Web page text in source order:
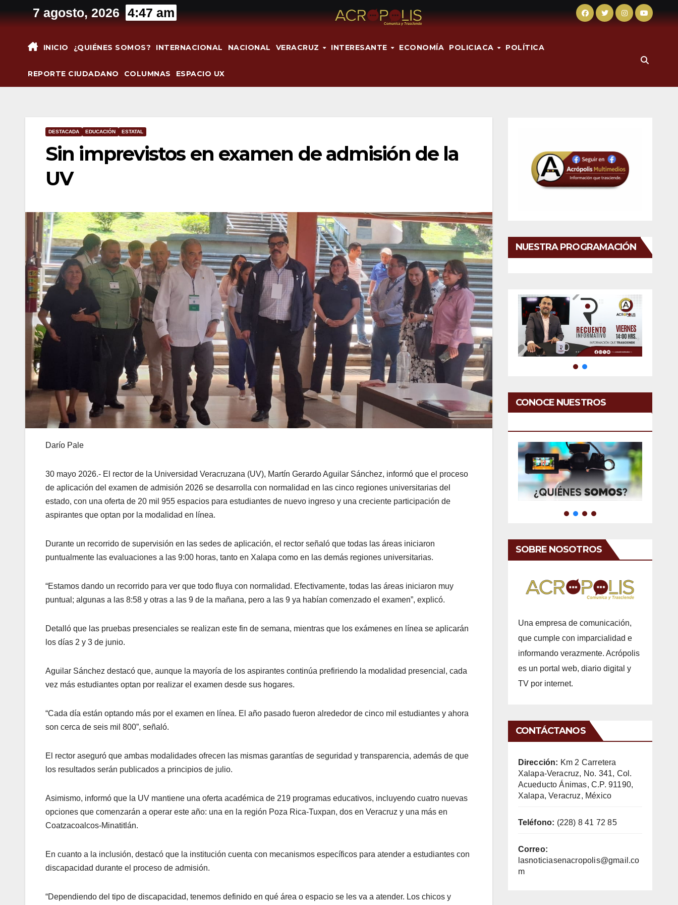
al
7 agosto, 2026 4:47 am
INICIO ¿QUIÉNES SOMOS? INTERNACIONAL NACIONAL VERACRUZ INTERESANTE ECONOMÍA POLICIACA POLÍTICA
REPORTE CIUDADANO COLUMNAS ESPACIO UX
DESTACADA EDUCACIÓN ESTATAL
Sin imprevistos en examen de admisión de la
UV
Darío Pale
30 mayo 2026.- El rector de la Universidad Veracruzana (UV), Martín Gerardo Aguilar Sánchez, informó que el proceso
de aplicación del examen de admisión 2026 se desarrolla con normalidad en las cinco regiones universitarias del
estado, con una oferta de 20 mil 955 espacios para estudiantes de nuevo ingreso y una creciente participación de
aspirantes que optan por la modalidad en línea.
Durante un recorrido de supervisión en las sedes de aplicación, el rector señaló que todas las áreas iniciaron
puntualmente las evaluaciones a las 9:00 horas, tanto en Xalapa como en las demás regiones universitarias.
“Estamos dando un recorrido para ver que todo fluya con normalidad. Efectivamente, todas las áreas iniciaron muy
puntual; algunas a las 8:58 y otras a las 9 de la mañana, pero a las 9 ya habían comenzado el examen”, explicó.
Detalló que las pruebas presenciales se realizan este fin de semana, mientras que los exámenes en línea se aplicarán
los días 2 y 3 de junio.
Aguilar Sánchez destacó que, aunque la mayoría de los aspirantes continúa prefiriendo la modalidad presencial, cada
vez más estudiantes optan por realizar el examen desde sus hogares.
“Cada día están optando más por el examen en línea. El año pasado fueron alrededor de cinco mil estudiantes y ahora
son cerca de seis mil 800”, señaló.
El rector aseguró que ambas modalidades ofrecen las mismas garantías de seguridad y transparencia, además de que
los resultados serán publicados a principios de julio.
Asimismo, informó que la UV mantiene una oferta académica de 219 programas educativos, incluyendo cuatro nuevas
opciones que comenzarán a operar este año: una en la región Poza Rica-Tuxpan, dos en Veracruz y una más en
Coatzacoalcos-Minatitlán.
En cuanto a la inclusión, destacó que la institución cuenta con mecanismos específicos para atender a estudiantes con
discapacidad durante el proceso de admisión.
“Dependiendo del tipo de discapacidad, tenemos definido en qué área o espacio se les va a atender. Los chicos y
NUESTRA PROGRAMACIÓN
CONOCE NUESTROS
SOBRE NOSOTROS
Una empresa de comunicación,
que cumple con imparcialidad e
informando verazmente. Acrópolis
es un portal web, diario digital y
TV por internet.
CONTÁCTANOS
Dirección: Km 2 Carretera
Xalapa-Veracruz, No. 341, Col.
Acueducto Ánimas, C.P. 91190,
Xalapa, Veracruz, México
Teléfono: (228) 8 41 72 85
Correo:
lasnoticiasenacropolis@gmail.co
m